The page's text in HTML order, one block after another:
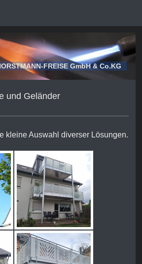
FREISE GmbH & Co.KG
und Geländer
kleine Auswahl diverser Lösungen.